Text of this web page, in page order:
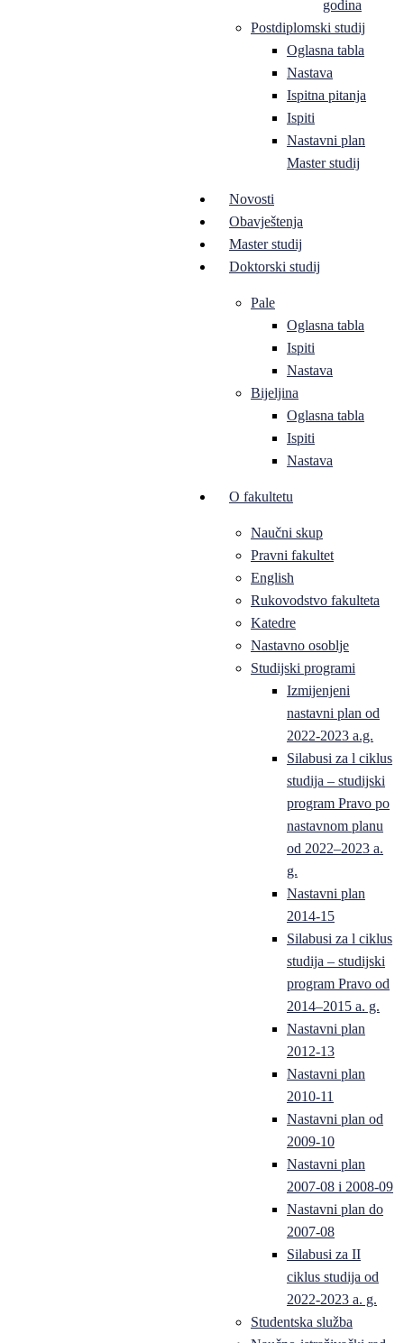
godina
Postdiplomski studij
Oglasna tabla
Nastava
Ispitna pitanja
Ispiti
Nastavni plan
Master studij
Novosti
Obavještenja
Master studij
Doktorski studij
Pale
Oglasna tabla
Ispiti
Nastava
Bijeljina
Oglasna tabla
Ispiti
Nastava
O fakultetu
Naučni skup
Pravni fakultet
English
Rukovodstvo fakulteta
Katedre
Nastavno osoblje
Studijski programi
Izmijenjeni
nastavni plan od
2022-2023 a.g.
Silabusi za l ciklus
studija – studijski
program Pravo po
nastavnom planu
od 2022–2023 a.
g.
Nastavni plan
2014-15
Silabusi za l ciklus
studija – studijski
program Pravo od
2014–2015 a. g.
Nastavni plan
2012-13
Nastavni plan
2010-11
Nastavni plan od
2009-10
Nastavni plan
2007-08 i 2008-09
Nastavni plan do
2007-08
Silabusi za II
ciklus studija od
2022-2023 a. g.
Studentska služba